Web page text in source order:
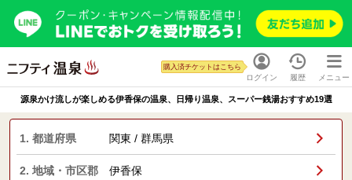
ログイン
購入済チケットはこちら
履歴 メニュー
源泉かけ流しが楽しめる伊香保の温泉、日帰り温泉、スーパー銭湯おすすめ19選
1. 都道府県 関東 / 群馬県
2. 地域・市区郡 伊香保